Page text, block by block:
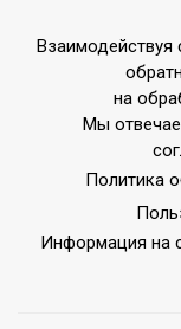
Поворотный
Выносной
Взаимодействуя
на
Мы
Политика
Информация на